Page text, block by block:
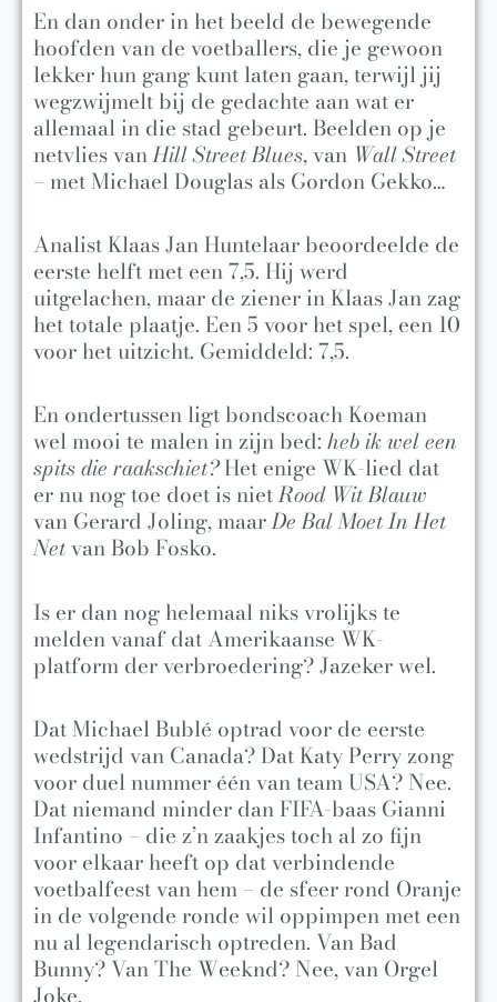
En dan onder in het beeld de bewegende
hoofden van de voetballers, die je gewoon
lekker hun gang kunt laten gaan, terwijl jij
wegzwijmelt bij de gedachte aan wat er
allemaal in die stad gebeurt. Beelden op je
netvlies vanHill Street Blues, van Wall Street
– met Michael Douglas als Gordon Gekko…
Analist Klaas Jan Huntelaar beoordeelde de
eerste helft met een 7,5. Hij werd
uitgelachen, maar de ziener in Klaas Jan zag
het totale plaatje. Een 5 voor het spel, een 10
voor het uitzicht. Gemiddeld: 7,5.
En ondertussen ligt bondscoach Koeman
wel mooi te malen in zijn bed: heb ik wel een
spits die raakschiet?Het enige WK-lied dat
er nu nog toe doet is nietRood Wit Blauw
van Gerard Joling, maarDe Bal Moet In Het
Netvan Bob Fosko.
Is er dan nog helemaal niks vrolijks te
melden vanaf dat Amerikaanse WK-
platform der verbroedering? Jazeker wel.
Dat Michael Bublé optrad voor de eerste
wedstrijd van Canada? Dat Katy Perry zong
voor duel nummer één van team USA? Nee.
Dat niemand minder dan FIFA-baas Gianni
Infantino – die z’n zaakjes toch al zo fijn
voor elkaar heeft op dat verbindende
voetbalfeest van hem – de sfeer rond Oranje
in de volgende ronde wil oppimpen met een
nu al legendarisch optreden. Van Bad
Bunny? Van The Weeknd? Nee, van Orgel